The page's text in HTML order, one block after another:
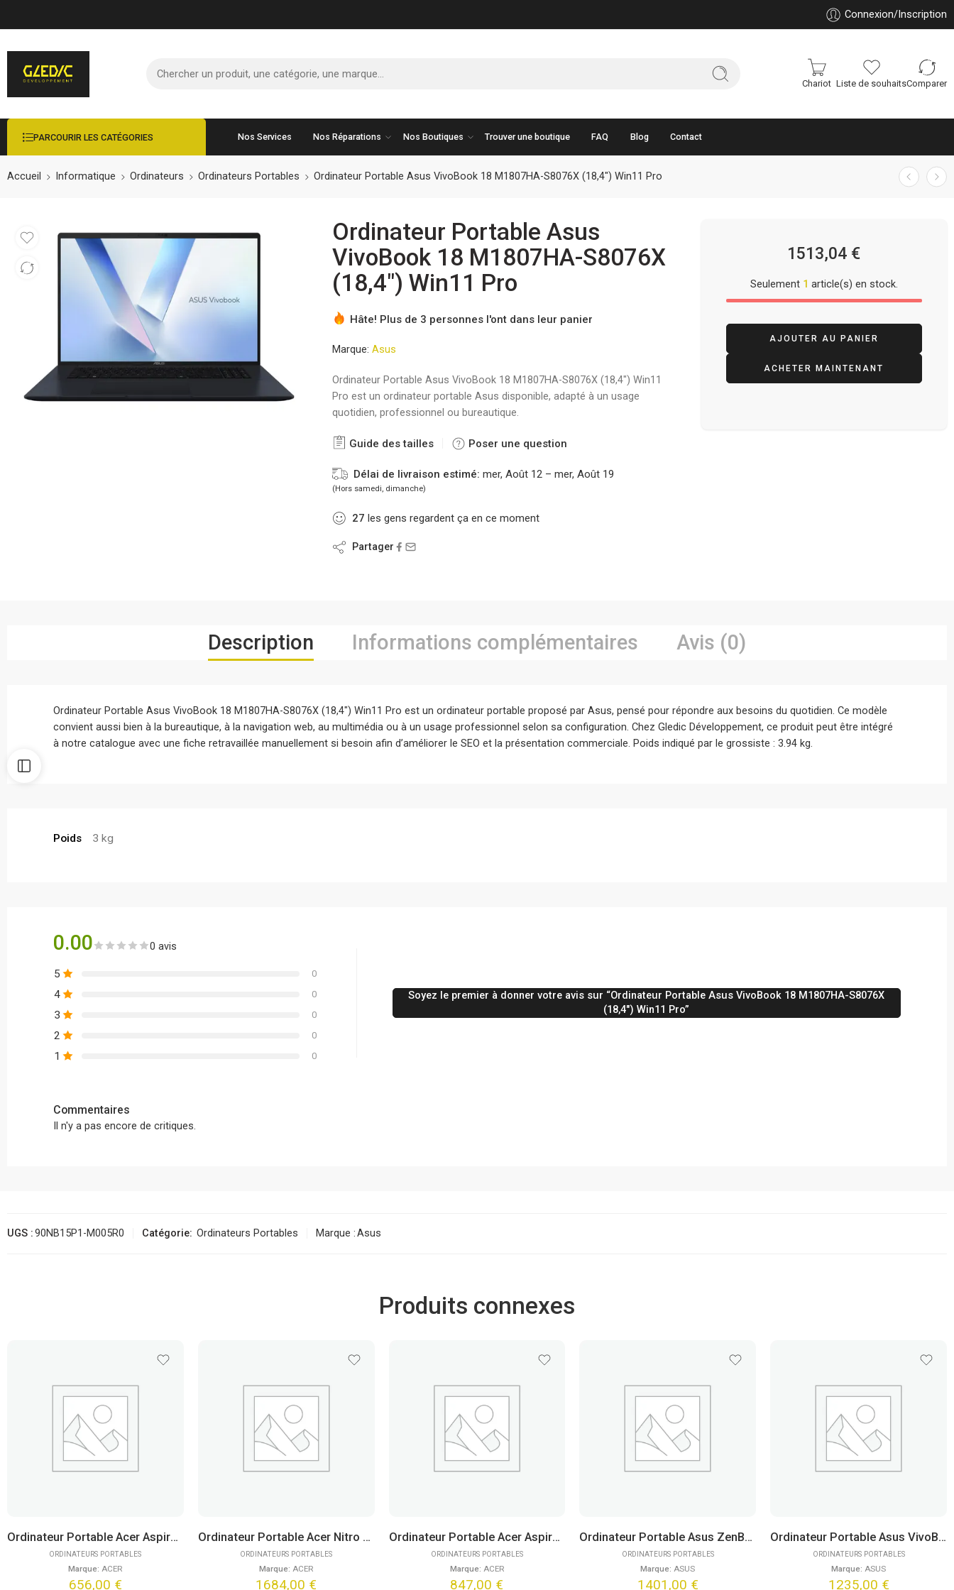
Connexion/Inscription
Chariot Liste de souhaitsComparer
PARCOURIR LES CATÉGORIES Nos Services Nos Réparations Nos Boutiques Trouver une boutique FAQ Blog Contact
Accueil Informatique Ordinateurs Ordinateurs Portables Ordinateur Portable Asus VivoBook 18 M1807HA-S8076X (18,4″) Win11 Pro
Ordinateur Portable Asus
VivoBook 18 M1807HA-S8076X
(18,4″) Win11 Pro
Hâte! Plus de 3 personnes l'ont dans leur panier
Marque: Asus
Ordinateur Portable Asus VivoBook 18 M1807HA-S8076X (18,4″) Win11
Pro est un ordinateur portable Asus disponible, adapté à un usage
quotidien, professionnel ou bureautique.
Guide des tailles Poser une question
Délai de livraison estimé: mer, Août 12 – mer, Août 19
(Hors samedi, dimanche)
27 les gens regardent ça en ce moment
Partager
1513,04 €
Seulement 1 article(s) en stock.
AJOUTER AU PANIER
ACHETER MAINTENANT
Description Informations complémentaires Avis (0)
Ordinateur Portable Asus VivoBook 18 M1807HA-S8076X (18,4″) Win11 Pro est un ordinateur portable proposé par Asus, pensé pour répondre aux besoins du quotidien. Ce modèle
convient aussi bien à la bureautique, à la navigation web, au multimédia ou à un usage professionnel selon sa configuration. Chez Gledic Développement, ce produit peut être intégré
à notre catalogue avec une fiche retravaillée manuellement si besoin afin d’améliorer le SEO et la présentation commerciale. Poids indiqué par le grossiste : 3.94 kg.
Poids 3 kg
0.00 0 avis
5 0
4 0
3 0
2 0
1 0
Soyez le premier à donner votre avis sur “Ordinateur Portable Asus VivoBook 18 M1807HA-S8076X
(18,4″) Win11 Pro”
Commentaires
Il n'y a pas encore de critiques.
UGS :90NB15P1-M005R0 Catégorie: Ordinateurs Portables Marque :Asus
Produits connexes
ORDINATEURS PORTABLES
Marque: ACER
Ordinateur Portable Acer Aspire Go 15 AG15-32P-30LB (15,6″) FreeDOS
656,00 €
ORDINATEURS PORTABLES
Marque: ACER
Ordinateur Portable Acer Nitro V 15 ANV15-52-76L7 (15,6″)
1684,00 €
ORDINATEURS PORTABLES
Marque: ACER
Ordinateur Portable Acer Aspire Go 15 AG15-42P-R0WH (15,6″) FreeDOS
847,00 €
ORDINATEURS PORTABLES
Marque: ASUS
Ordinateur Portable Asus ZenBook 14 OLED UX3405CA-ISCQD1268W (14″)
1401,00 €
ORDINATEURS PORTABLES
Marque: ASUS
Ordinateur Portable Asus VivoBook S14 M3407KA-DRSF046W (14″)
1235,00 €